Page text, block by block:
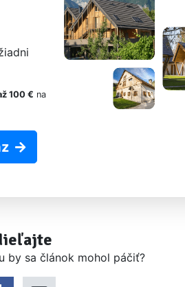
100 € na
by sa článok mohol páčiť?